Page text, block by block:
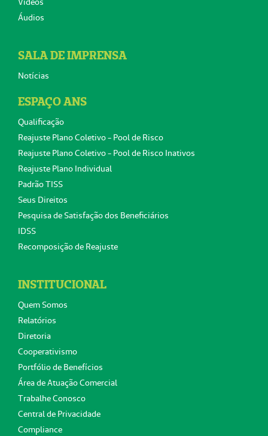
Áudios
SALA DE IMPRENSA
Notícias
ESPAÇO ANS
Qualificação
Reajuste Plano Coletivo - Pool de Risco
Reajuste Plano Coletivo - Pool de Risco Inativos
Reajuste Plano Individual
Padrão TISS
Seus Direitos
Pesquisa de Satisfação dos Beneficiários
IDSS
Recomposição de Reajuste
INSTITUCIONAL
Quem Somos
Relatórios
Diretoria
Cooperativismo
Portfólio de Benefícios
Área de Atuação Comercial
Trabalhe Conosco
Central de Privacidade
Compliance